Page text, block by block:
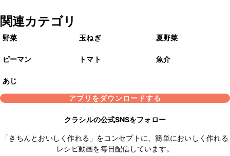
関連カテゴリ
野菜 玉ねぎ 夏野菜
ピーマン トマト 魚介
あじ
アプリをダウンロードする
クラシルの公式SNSをフォロー
「きちんとおいしく作れる」をコンセプトに、簡単においしく作れる
レシピ動画を毎日配信しています。